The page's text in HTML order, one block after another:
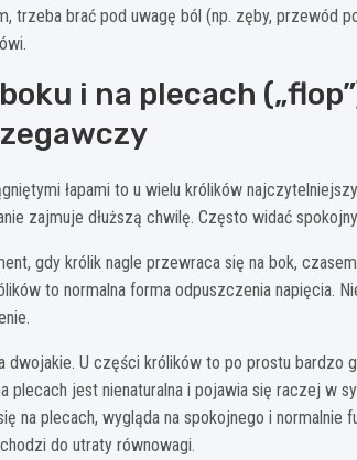
trzeba brać pod uwagę ból (np. zęby, przewód
i na plecach
łapami to u wielu królików
zajmuje dłuższą chwilę. Często widać
gdy królik nagle przewraca się na bok,
to normalna forma odpuszczenia napięcia.
dwojakie. U części królików to po prostu bardzo
plecach jest nienaturalna i pojawia się raczej w
na plecach, wygląda na spokojnego i
do utraty równowagi.